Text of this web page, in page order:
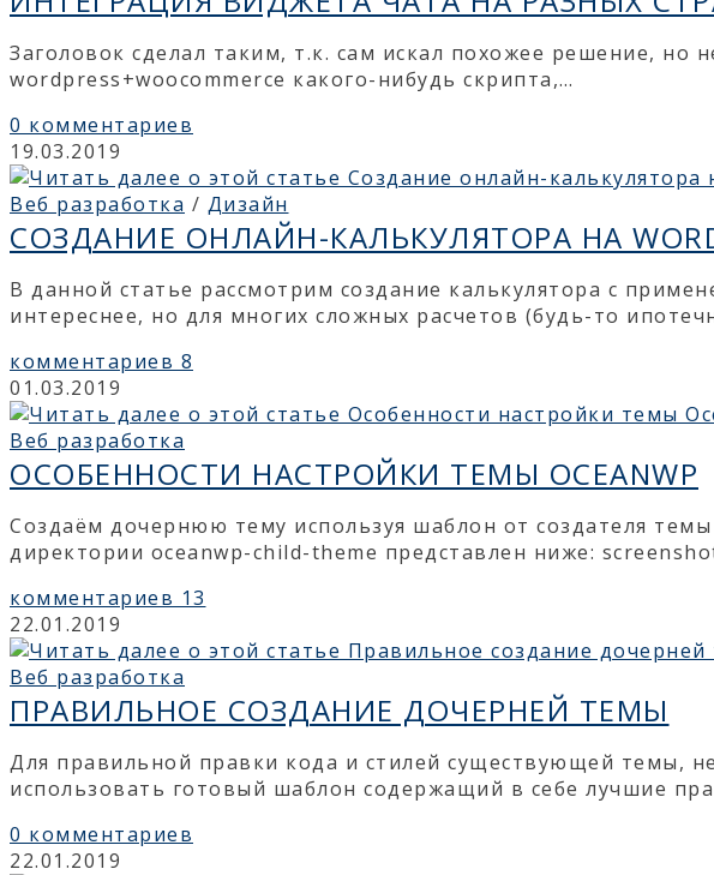
Заголовок сделал таким, т.к. сам искал похожее решение,
wordpress+woocommerce какого-нибудь скрипта,…
0 комментариев
19.03.2019
Веб разработка / Дизайн
СОЗДАНИЕ ОНЛАЙН-КАЛЬКУЛЯТОРА НА
В данной статье рассмотрим создание калькулятора с
интереснее, но для многих сложных расчетов (будь-то
комментариев 8
01.03.2019
Веб разработка
ОСОБЕННОСТИ НАСТРОЙКИ ТЕМЫ OCEANWP
Создаём дочернюю тему используя шаблон от создателя
директории oceanwp-child-theme представлен ниже:
комментариев 13
22.01.2019
Веб разработка
ПРАВИЛЬНОЕ СОЗДАНИЕ ДОЧЕРНЕЙ ТЕМЫ
Для правильной правки кода и стилей существующей темы,
использовать готовый шаблон содержащий в себе лучшие
0 комментариев
22.01.2019